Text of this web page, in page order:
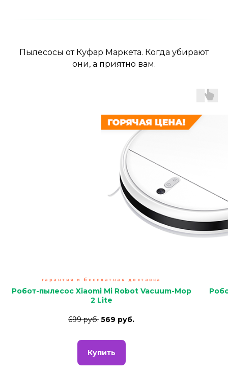
Пылесосы от Куфар Маркета. Когда убирают
они, а приятно вам.
гарантия и бесплатная доставка
Робот-пылесос Xiaomi Mi Robot Vacuum-Mop
2 Lite
699 руб. 569 руб.
Купить